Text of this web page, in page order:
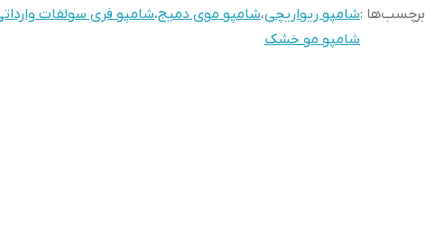
برچسب‌ها :شامپو ریواریچی،شامپو موی دمیج،شامپو فری سولفات
شامپو مو خشک